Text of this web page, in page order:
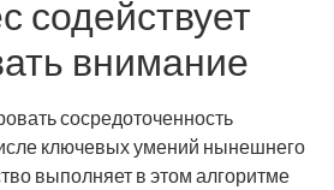
содействует
внимание
сосредоточенность
ключевых умений нынешнего
выполняет в этом алгоритме